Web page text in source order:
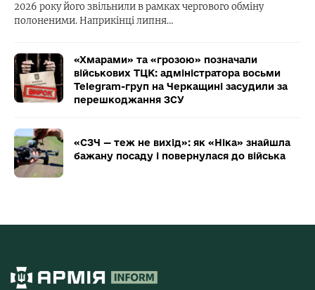
2026 року його звільнили в рамках чергового обміну
полоненими. Наприкінці липня…
«Хмарами» та «грозою» позначали
військових ТЦК: адміністратора восьми
Telegram-груп на Черкащині засудили за
перешкоджання ЗСУ
«СЗЧ — теж не вихід»: як «Ніка» знайшла
бажану посаду і повернулася до війська